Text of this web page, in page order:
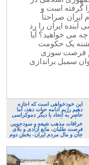
گرفته است و
ایران صراحتاً
ایران را رد
می خواهید؟ آیا
تشنه یک حکومت
فرصت سوزی
سمبل براندازی
این خودخواهی است که اجازه
دهیم رژیم ادامه حیات دهد، اما
حاضر به اتحاد با دیگر دموکراسی
خواهان نباشیم!
خرافات مذهب شیعه و سودجویی
فرصت طلبان، مانع آزادی و بلای
جان و مال مردم ایران- بخش دوم